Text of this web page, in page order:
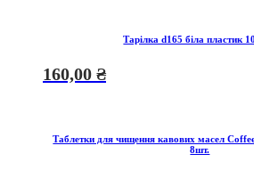
Тарілка d165 біла пластик
160,00 ₴
Таблетки для чищення кавових масел
8шт.